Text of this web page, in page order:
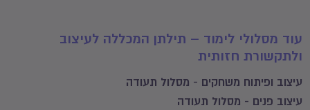
עוד מסלולי לימוד – תילתן המכללה לעיצוב
ולתקשורת חזותית
עיצוב ופיתוח משחקים - מסלול תעודה
עיצוב פנים - מסלול תעודה